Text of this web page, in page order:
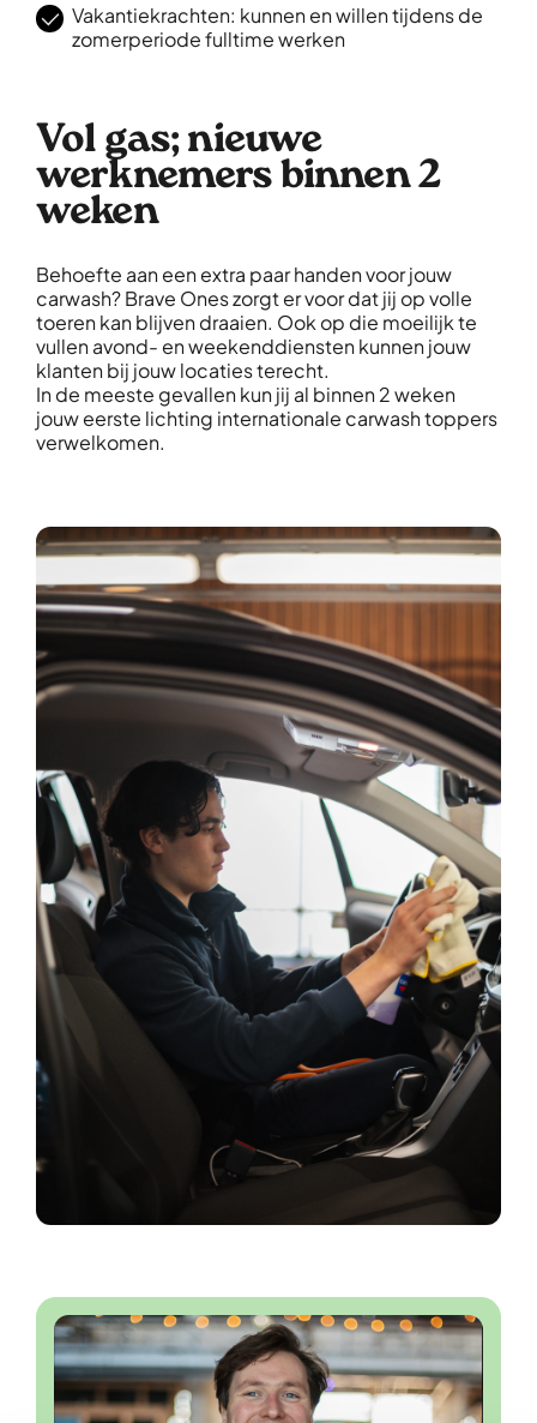
Vakantiekrachten: kunnen en willen tijdens de
zomerperiode fulltime werken
Vol gas; nieuwe
werknemers binnen 2
weken
Behoefte aan een extra paar handen voor jouw
carwash? Brave Ones zorgt er voor dat jij op volle
toeren kan blijven draaien. Ook op die moeilijk te
vullen avond- en weekenddiensten kunnen jouw
klanten bij jouw locaties terecht.
In de meeste gevallen kun jij al binnen 2 weken
jouw eerste lichting internationale carwash toppers
verwelkomen.